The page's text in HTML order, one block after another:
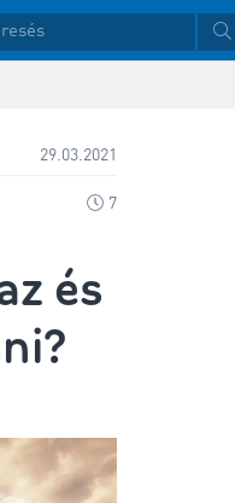
29.03.2021
7
és